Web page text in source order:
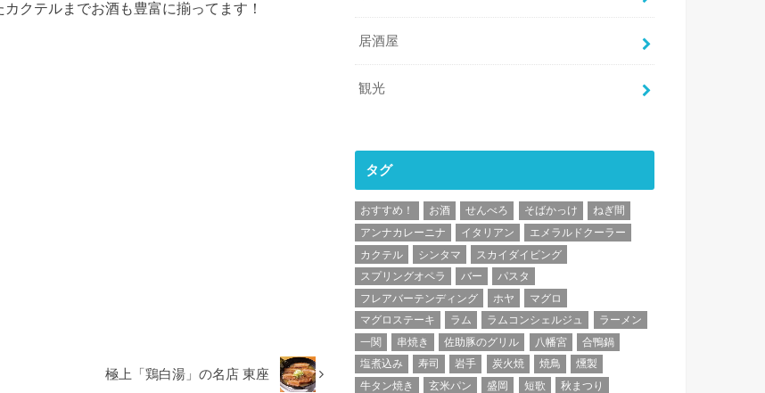
クテルまでお酒も豊富に揃ってます！
極上「鶏白湯」の名店 東座
居酒屋
観光
タグ
おすすめ！ お酒 せんべろ そばかっけ
ねぎ間
アンナカレーニナ
イタリアン
エメラルドクーラー
カクテル
シンタマ
スカイダイビング
スプリングオペラ
バー
パスタ
フレアバーテンディング
ホヤ
マグロ
マグロステーキ
ラム ラムコンシェルジュ
ラーメン
一関
串焼き 佐助豚のグリル 八幡宮
合鴨鍋
塩煮込み
寿司 岩手 炭火焼 焼鳥
燻製
牛タン焼き
玄米パン 盛岡 短歌
秋まつり